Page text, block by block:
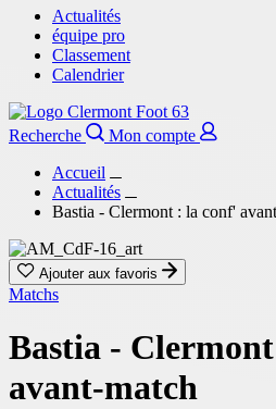
Actualités
équipe pro
Classement
Calendrier
Recherche
Mon compte
Accueil
Actualités
Bastia - Clermont : la conf'
Ajouter aux favoris
Matchs
Bastia -
avant-match